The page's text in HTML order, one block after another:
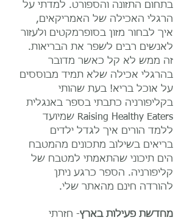
בתחום התזונה והספורט. למדתי על
הרגלי האכילה של האמריקאים,
איך לבחור מזון בסופרמקטים ולעזור
לאנשים רבים לשפר את הבריאות.
זה ממש לא קל כאשר מדובר
בהרגלי אכילה שלא תמיד מבוססים
על אוכל בריא! בעת שהותי
בקליפורניה כתבתי בספר באנגלית
Raising Healthy Eaters שמיועד
ללמד הורים איך לגדל ילדים
בריאים בשילוב מתכונים מהמטבח
הים תיכוני שהתאמתי למטבח של
קליפורניה. הספר כרגע ניתן
להורדה חינם מהאתר שלי.
מחדשת פעילות בארץ- חזרתי